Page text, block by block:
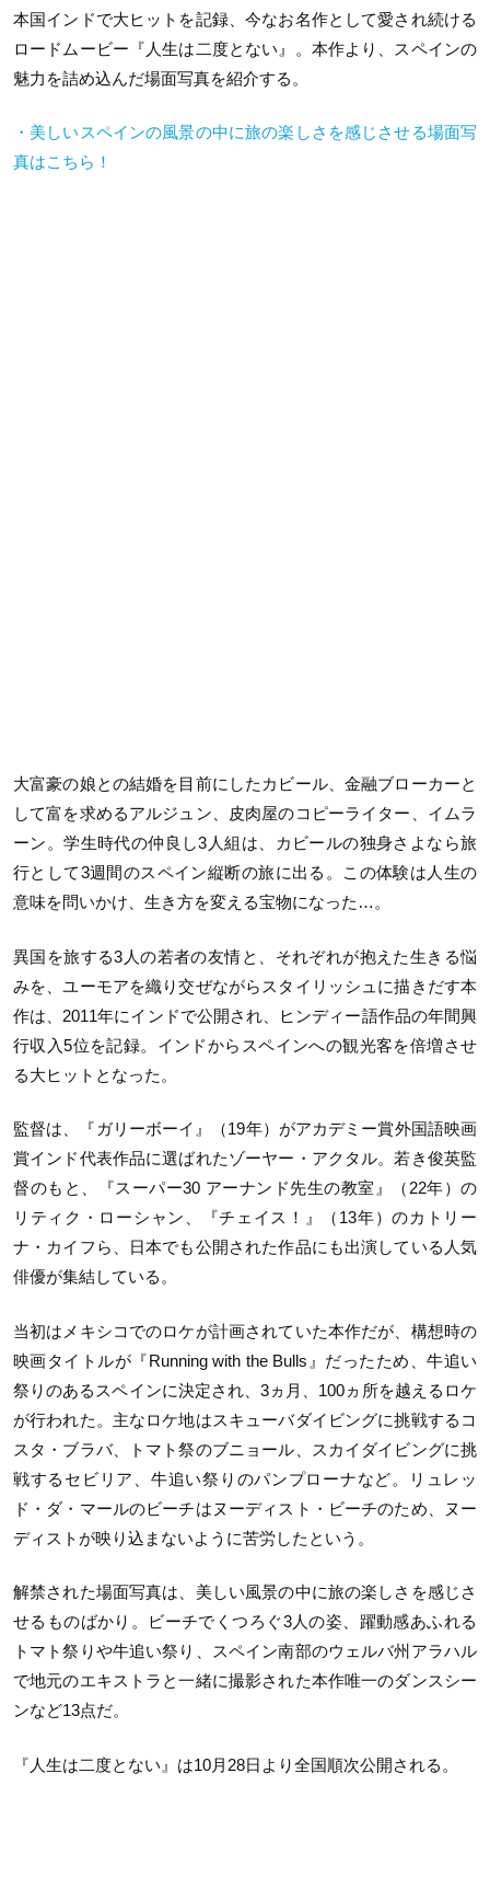
本国インドで大ヒットを記録、今なお名作として愛され続ける
ロードムービー『人生は二度とない』。本作より、スペインの
魅力を詰め込んだ場面写真を紹介する。
・美しいスペインの風景の中に旅の楽しさを感じさせる場面写
真はこちら！
大富豪の娘との結婚を目前にしたカビール、金融ブローカーと
して富を求めるアルジュン、皮肉屋のコピーライター、イムラ
ーン。学生時代の仲良し3人組は、カビールの独身さよなら旅
行として3週間のスペイン縦断の旅に出る。この体験は人生の
意味を問いかけ、生き方を変える宝物になった…。
異国を旅する3人の若者の友情と、それぞれが抱えた生きる悩
みを、ユーモアを織り交ぜながらスタイリッシュに描きだす本
作は、2011年にインドで公開され、ヒンディー語作品の年間興
行収入5位を記録。インドからスペインへの観光客を倍増させ
る大ヒットとなった。
監督は、『ガリーボーイ』（19年）がアカデミー賞外国語映画
賞インド代表作品に選ばれたゾーヤー・アクタル。若き俊英監
督のもと、『スーパー30 アーナンド先生の教室』（22年）の
リティク・ローシャン、『チェイス！』（13年）のカトリー
ナ・カイフら、日本でも公開された作品にも出演している人気
俳優が集結している。
当初はメキシコでのロケが計画されていた本作だが、構想時の
映画タイトルが『Running with the Bulls』だったため、牛追い
祭りのあるスペインに決定され、3ヵ月、100ヵ所を越えるロケ
が行われた。主なロケ地はスキューバダイビングに挑戦するコ
スタ・ブラバ、トマト祭のブニョール、スカイダイビングに挑
戦するセビリア、牛追い祭りのパンプローナなど。リュレッ
ド・ダ・マールのビーチはヌーディスト・ビーチのため、ヌー
ディストが映り込まないように苦労したという。
解禁された場面写真は、美しい風景の中に旅の楽しさを感じさ
せるものばかり。ビーチでくつろぐ3人の姿、躍動感あふれる
トマト祭りや牛追い祭り、スペイン南部のウェルバ州アラハル
で地元のエキストラと一緒に撮影された本作唯一のダンスシー
ンなど13点だ。
『人生は二度とない』は10月28日より全国順次公開される。